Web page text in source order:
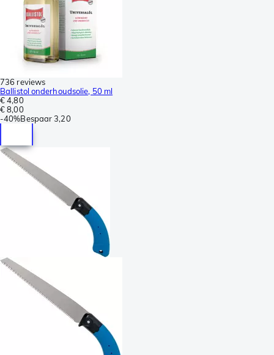
736 reviews
Ballistol onderhoudsolie, 50 ml
€ 4,80
€ 8,00
-40%Bespaar 3,20